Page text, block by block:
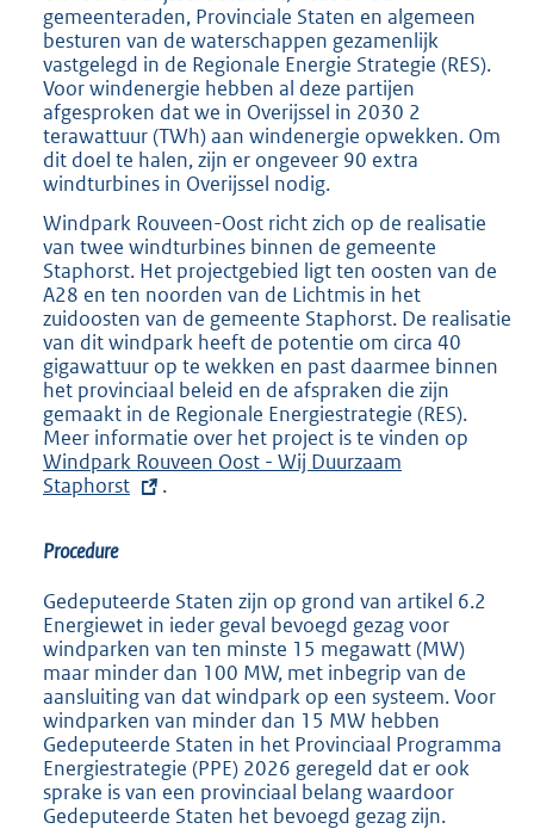
gemeenteraden, Provinciale Staten en algemeen
besturen van de waterschappen gezamenlijk
vastgelegd in de Regionale Energie Strategie (RES).
Voor windenergie hebben al deze partijen
afgesproken dat we in Overijssel in 2030 2
terawattuur (TWh) aan windenergie opwekken. Om
dit doel te halen, zijn er ongeveer 90 extra
windturbines in Overijssel nodig.
Windpark Rouveen-Oost richt zich op de realisatie
van twee windturbines binnen de gemeente
Staphorst. Het projectgebied ligt ten oosten van de
A28 en ten noorden van de Lichtmis in het
zuidoosten van de gemeente Staphorst. De realisatie
van dit windpark heeft de potentie om circa 40
gigawattuur op te wekken en past daarmee binnen
het provinciaal beleid en de afspraken die zijn
gemaakt in de Regionale Energiestrategie (RES).
Meer informatie over het project is te vinden op
l
:
Windpark Rouveen Oost - Wij Duurzaam
Staphorst
.
Procedure
Gedeputeerde Staten zijn op grond van artikel 6.2
Energiewet in ieder geval bevoegd gezag voor
windparken van ten minste 15 megawatt (MW)
maar minder dan 100 MW, met inbegrip van de
aansluiting van dat windpark op een systeem. Voor
windparken van minder dan 15 MW hebben
Gedeputeerde Staten in het Provinciaal Programma
Energiestrategie (PPE) 2026 geregeld dat er ook
sprake is van een provinciaal belang waardoor
Gedeputeerde Staten het bevoegd gezag zijn.